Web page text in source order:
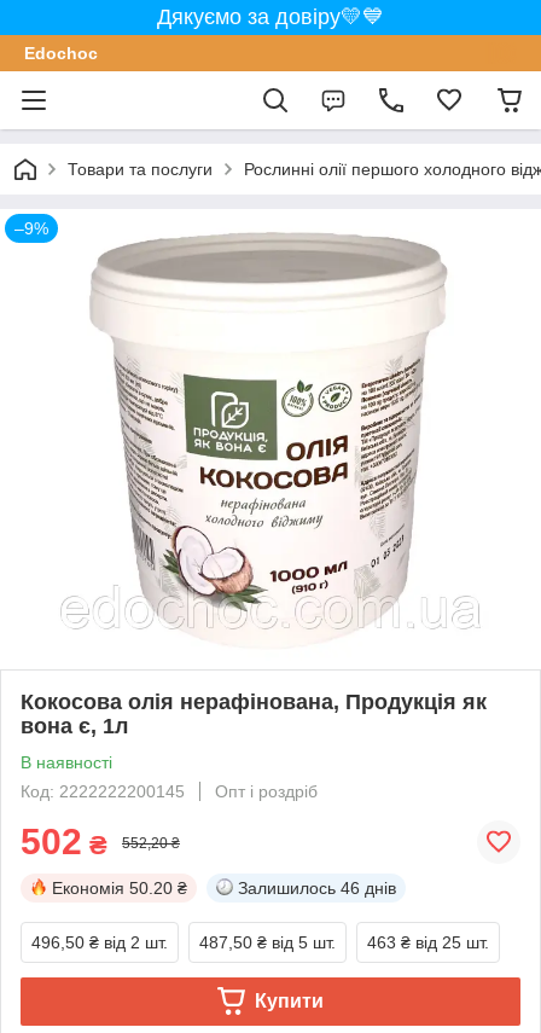
Дякуємо за довіру💛💙
Edochoс
Товари та послуги Рослинні олії першого холодного
–9%
Кокосова олія нерафінована, Продукція як
вона є, 1л
В наявності
Код: 2222222200145
Опт і роздріб
502 ₴ 552,20 ₴
Економія 50.20 ₴ Залишилось 46 днів
496,50 ₴ від 2 шт. 487,50 ₴ від 5 шт. 463 ₴ від 25 шт.
Купити